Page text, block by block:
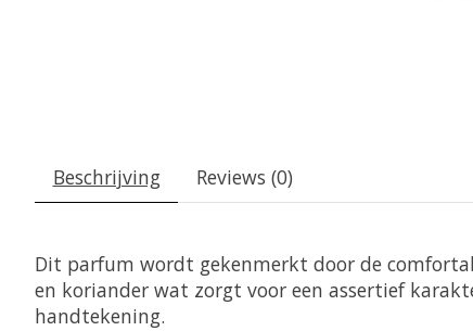
Beschrijving Reviews (0)
Dit parfum wordt gekenmerkt door de
en koriander wat zorgt voor een assertief
handtekening.